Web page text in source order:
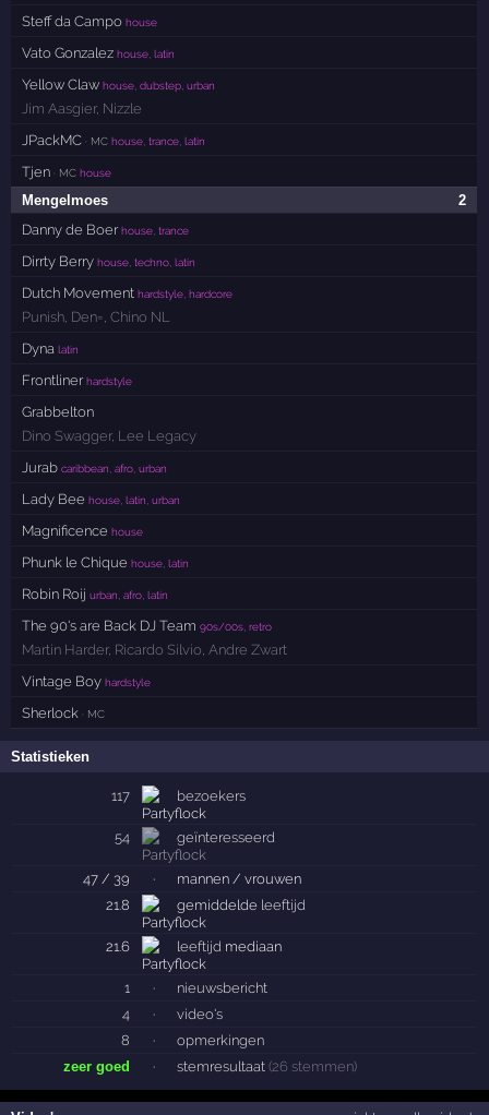
Steff da Campo house
Vato Gonzalez house, latin
Yellow Claw house, dubstep, urban
Jim Aasgier, Nizzle
JPackMC · MC house, trance, latin
Tjen · MC house
2
Mengelmoes
Danny de Boer house, trance
Dirrty Berry house, techno, latin
Dutch Movement hardstyle, hardcore
Punish Den= ,Chino NL
Dyna latin
Frontliner hardstyle
Grabbelton
Dino Swagger, Lee Legacy
Jurab caribbean, afro, urban
Lady Bee house, latin, urban
Magnificence house
Phunk le Chique house, latin
Robin Roij urban, afro, latin
The 90's are Back DJ Team 90s/00s, retro
Martin Harder, Ricardo Silvio Andre Zwart
Vintage Boy hardstyle
Sherlock · MC
Statistieken
117 bezoekers
54 geïnteresseerd
47 / 39 ·
mannen / vrouwen
21.8
gemiddelde leeftijd
21.6 leeftijd mediaan
1 ·
nieuwsbericht
4
·
video's
8
·
opmerkingen
zeer goed
· stemresultaat (26 stemmen)